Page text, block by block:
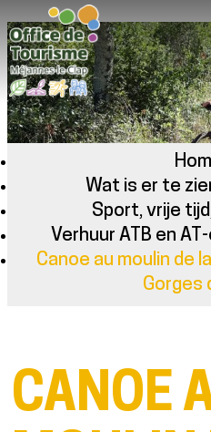
Wat is er te
Sport, vrije
Verhuur ATB en
Canoe au moulin de
Gorges
CANOE